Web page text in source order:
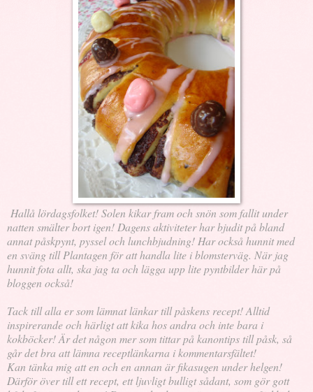
Hallå lördagsfolket! Solen kikar fram och snön som fallit under
natten smälter bort igen! Dagens aktiviteter har bjudit på bland
annat påskpynt, pyssel och lunchbjudning! Har också hunnit med
en sväng till Plantagen för att handla lite i blomsterväg. När jag
hunnit fota allt, ska jag ta och lägga upp lite pyntbilder här på
bloggen också!
Tack till alla er som lämnat länkar till påskens recept! Alltid
inspirerande och härligt att kika hos andra och inte bara i
kokböcker! Är det någon mer som tittar på kanontips till påsk, så
går det bra att lämna receptlänkarna i kommentarsfältet!
Kan tänka mig att en och en annan är fikasugen under helgen!
Därför över till ett recept, ett ljuvligt bulligt sådant, som gör gott